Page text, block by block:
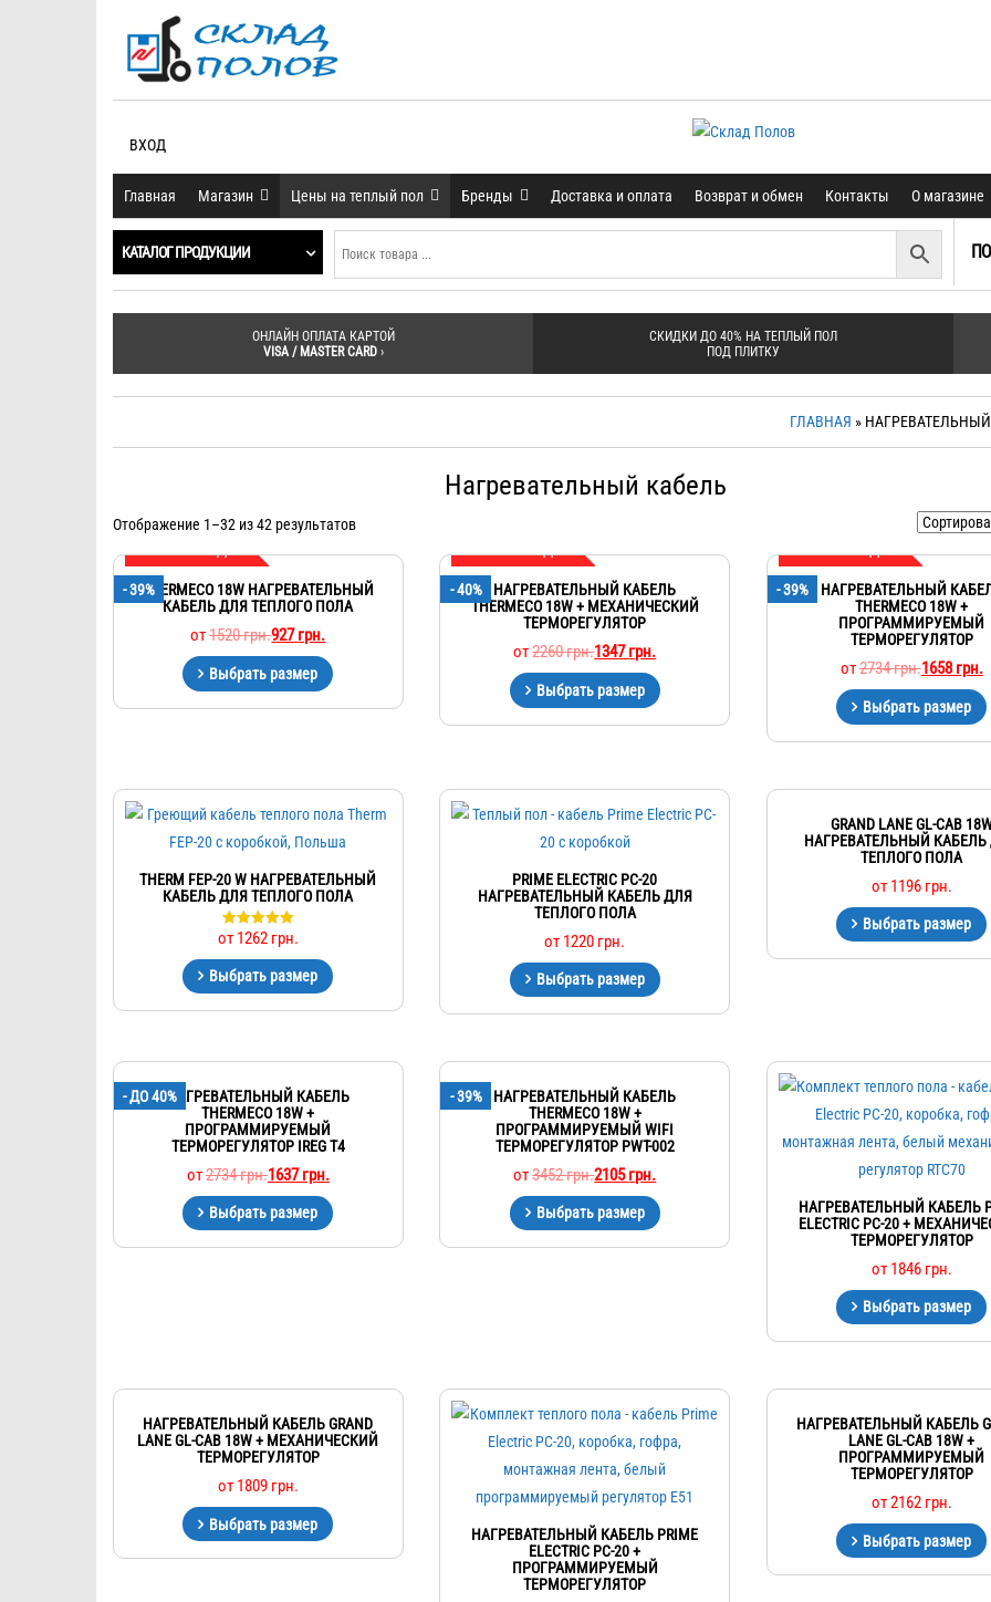
ВХОД
Главная Магазин Цены на теплый пол Бренды Доставка и оплата Возврат и обмен Контакты О магазине
КАТАЛОГ ПРОДУКЦИИ
ОНЛАЙН ОПЛАТА КАРТОЙ
VISA / MASTER CARD›
СКИДКИ ДО 40% НА ТЕПЛЫЙ ПОЛ
ПОД ПЛИТКУ
ГЛАВНАЯ »
Нагревательный кабель
Отображение 1–32 из 42 результатов
- 39%
МЕГА СКИДКА
THERMECO 18W НАГРЕВАТЕЛЬНЫЙ
КАБЕЛЬ ДЛЯ ТЕПЛОГО ПОЛА
от1520грн.927грн.
Выбрать размер
- 40%
МЕГА СКИДКА
НАГРЕВАТЕЛЬНЫЙ КАБЕЛЬ
THERMECO 18W + МЕХАНИЧЕСКИЙ
ТЕРМОРЕГУЛЯТОР
от2260грн.1347грн.
Выбрать размер
- 39%
МЕГА СКИДКА
НАГРЕВАТЕЛЬНЫЙ
THERMECO 18W +
ПРОГРАММИРУЕМЫЙ
ТЕРМОРЕГУЛЯТОР
от2734грн.1658грн.
Выбрать размер
THERM FEP-20 W НАГРЕВАТЕЛЬНЫЙ
КАБЕЛЬ ДЛЯ ТЕПЛОГО ПОЛА
Оценка
из 5
от 1262 грн.
Выбрать размер
PRIME ELECTRIC PC-20
НАГРЕВАТЕЛЬНЫЙ КАБЕЛЬ ДЛЯ
ТЕПЛОГО ПОЛА
от 1220 грн.
Выбрать размер
GRAND LANE GL-CAB
НАГРЕВАТЕЛЬНЫЙ КАБЕЛЬ
ТЕПЛОГО ПОЛА
от 1196 грн.
Выбрать размер
- ДО 40%НАГРЕВАТЕЛЬНЫЙ КАБЕЛЬ
THERMECO 18W +
ПРОГРАММИРУЕМЫЙ
ТЕРМОРЕГУЛЯТОР IREG T4
от2734грн.1637грн.
Выбрать размер
- 39%
НАГРЕВАТЕЛЬНЫЙ КАБЕЛЬ
THERMECO 18W +
ПРОГРАММИРУЕМЫЙ WIFI
ТЕРМОРЕГУЛЯТОР PWT-002
от3452грн.2105грн.
Выбрать размер
НАГРЕВАТЕЛЬНЫЙ КАБЕЛЬ
ELECTRIC PC-20 +
ТЕРМОРЕГУЛЯТОР
от 1846 грн.
Выбрать размер
НАГРЕВАТЕЛЬНЫЙ КАБЕЛЬ GRAND
LANE GL-CAB 18W + МЕХАНИЧЕСКИЙ
ТЕРМОРЕГУЛЯТОР
от 1809 грн.
Выбрать размер
НАГРЕВАТЕЛЬНЫЙ КАБЕЛЬ PRIME
ELECTRIC PC-20 +
ПРОГРАММИРУЕМЫЙ
ТЕРМОРЕГУЛЯТОР
НАГРЕВАТЕЛЬНЫЙ КАБЕЛЬ
LANE GL-CAB 18W +
ПРОГРАММИРУЕМЫЙ
ТЕРМОРЕГУЛЯТОР
от2162 грн.
Выбрать размер